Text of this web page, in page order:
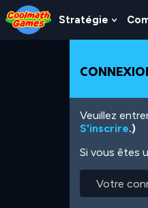
Skip
to
Top
Skip
to
Navigation
Skip
to
Main
Skip
to
Footer
Aller
au
contenu
Stratégie
Show
Veuillez
S'inscrire.)
Si vous êtes
connexion